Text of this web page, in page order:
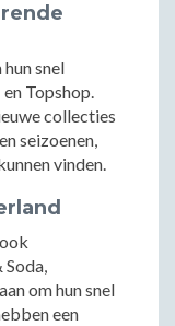
snel
Topshop.
collecties
seizoenen,
vinden.
Soda,
om hun snel
een